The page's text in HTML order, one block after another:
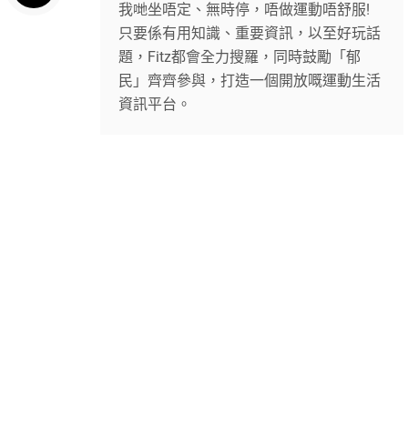
我哋坐唔定、無時停，唔做運動唔舒服!
只要係有用知識、重要資訊，以至好玩話
題，Fitz都會全力搜羅，同時鼓勵「郁
民」齊齊參與，打造一個開放嘅運動生活
資訊平台。